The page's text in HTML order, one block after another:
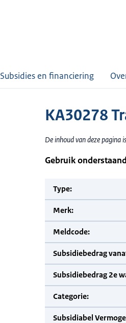
Subsidies en financiering
KA30278
De inhoud van deze
Gebruik
Type:
Merk:
Meldcode:
Subsidiebedrag
Subsidiebedrag 2e
Categorie:
Subsidiabel